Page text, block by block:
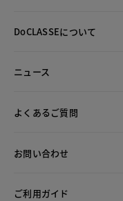
DoCLASSEについて
ニュース
よくあるご質問
お問い合わせ
ご利用ガイド